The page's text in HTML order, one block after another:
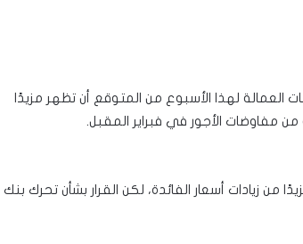
العمالة لهذا الأسبوع من المتوقع أن تظهر مزيدًا
مفاوضات الأجور في فبراير المقبل.
من زيادات أسعار الفائدة، لكن القرار بشأن تحرك بنك